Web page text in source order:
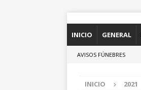
INICIO GENERAL
AVISOS FÚNEBRES
INICIO 2021